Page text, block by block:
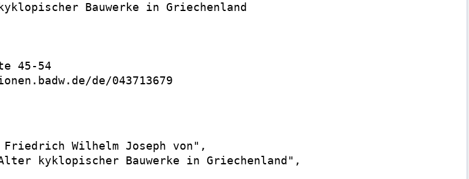
Bauwerke in Griechenland
45-54
de/043713679
Wilhelm Joseph von",
kyklopischer Bauwerke in Griechenland",